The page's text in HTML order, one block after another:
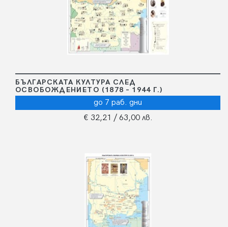
БЪЛГАРСКАТА КУЛТУРА СЛЕД
ОСВОБОЖДЕНИЕТО (1878 – 1944 Г.)
до 7 раб. дни
€ 32,21 / 63,00 лв.